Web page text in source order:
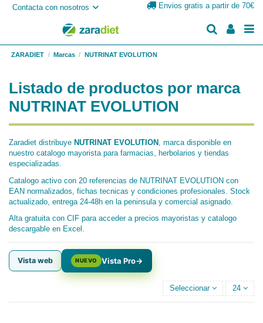
Contacta con nosotros Envios gratis a partir de 70€
ZARADIET Marcas NUTRINAT EVOLUTION
Listado de productos por marca
NUTRINAT EVOLUTION
Zaradiet distribuye NUTRINAT EVOLUTION , marca disponible en
nuestro catalogo mayorista para farmacias, herbolarios y tiendas
especializadas.
Catalogo activo con 20 referencias de NUTRINAT EVOLUTION con
EAN normalizados, fichas tecnicas y condiciones profesionales. Stock
actualizado, entrega 24-48h en la peninsula y comercial asignado.
Alta gratuita con CIF para acceder a precios mayoristas y catalogo
descargable en Excel.
Vista web NUEVO Vista Pro→
Seleccionar 24